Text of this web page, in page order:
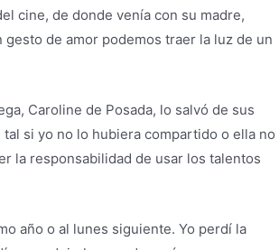
cine, de donde venía con su madre,
de amor podemos traer la luz de un
Caroline de Posada, lo salvó de sus
si yo no lo hubiera compartido o ella no
la responsabilidad de usar los talentos
año o al lunes siguiente. Yo perdí la